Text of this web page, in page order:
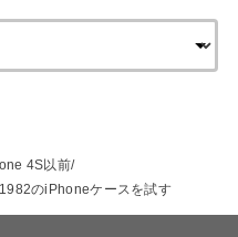
4S以前
のiPhoneケースを試す